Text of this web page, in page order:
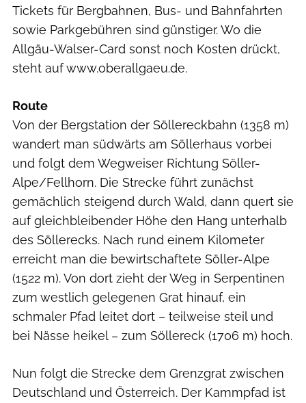
Tickets für Bergbahnen, Bus- und Bahnfahrten
sowie Parkgebühren sind günstiger. Wo die
Allgäu-Walser-Card sonst noch Kosten drückt,
steht auf www.oberallgaeu.de.
Route
Von der Bergstation der Söllereckbahn (1358 m)
wandert man südwärts am Söllerhaus vorbei
und folgt dem Wegweiser Richtung Söller-
Alpe/Fellhorn. Die Strecke führt zunächst
gemächlich steigend durch Wald, dann quert sie
auf gleichbleibender Höhe den Hang unterhalb
des Söllerecks. Nach rund einem Kilometer
erreicht man die bewirtschaftete Söller-Alpe
(1522 m). Von dort zieht der Weg in Serpentinen
zum westlich gelegenen Grat hinauf, ein
schmaler Pfad leitet dort – teilweise steil und
bei Nässe heikel – zum Söllereck (1706 m) hoch.
Nun folgt die Strecke dem Grenzgrat zwischen
Deutschland und Österreich. Der Kammpfad ist